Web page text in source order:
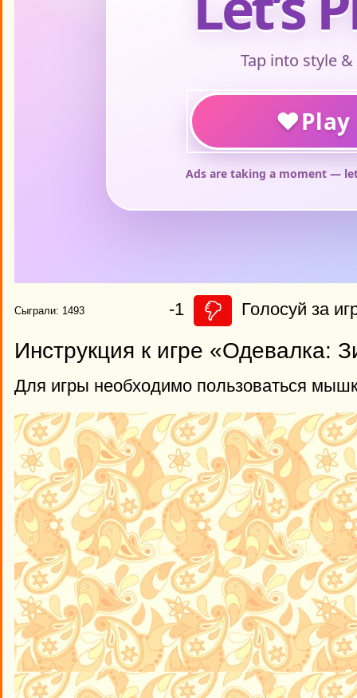
Сыграли: 1493 -1 Голосуй за
Инструкция к игре «Одевалка:
Для игры необходимо пользоваться